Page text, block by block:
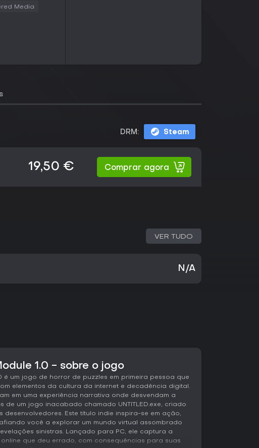
Media
DRM: Steam
19,50 € Comprar agora
VER TUDO
N/A
1.0 - sobre o jogo
é um jogo de horror de puzzles em primeira pessoa que
elementos da cultura da internet e decadência digital.
em uma experiência narrativa onde desvendam a
de um jogo inacabado chamado UNTITLED.exe, criado
desenvolvedores. Este título indie inspira-se em ação,
você a explorar um mundo virtual assombrado
sinistras. Lançado para PC, ele captura a
que deu errado, com consequências para suas